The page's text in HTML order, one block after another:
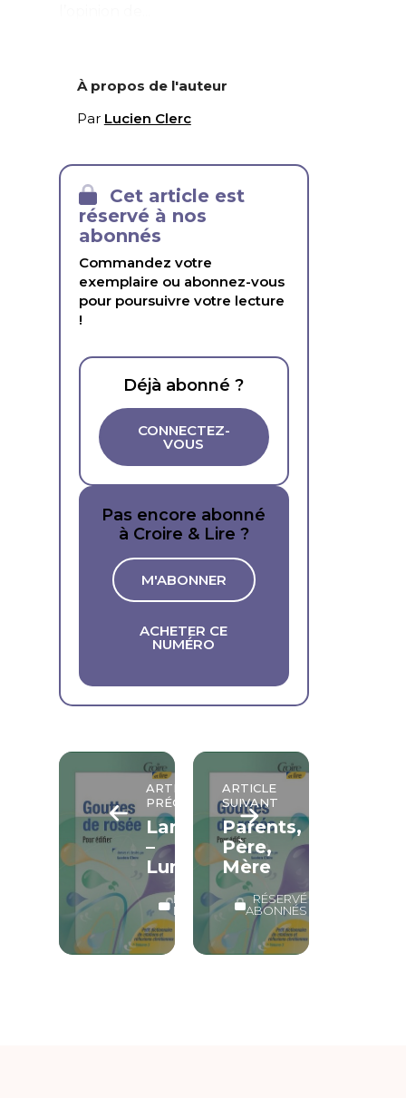
À propos de l'auteur
Par Lucien Clerc
Cet article est
réservé à nos
abonnés
Commandez votre
exemplaire ou abonnez-vous
pour poursuivre votre lecture
!
Déjà abonné ?
CONNECTEZ-
VOUS
Pas encore abonné
à Croire & Lire ?
M'ABONNER
ACHETER CE
NUMÉRO
ARTICLE
PRÉCÉDENT
Langue
–
Lumière/Ténèbres
LECTURE
LIBRE
ARTICLE
SUIVANT
Parents,
Père,
Mère
RÉSERVÉ
ABONNÉS